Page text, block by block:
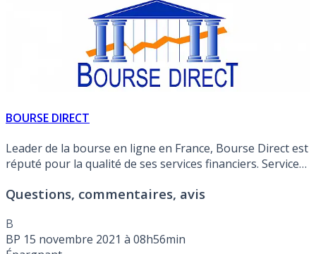
BOURSE DIRECT
Leader de la bourse en ligne en France, Bourse Direct est
réputé pour la qualité de ses services financiers. Service
vigueur :ETF iShares : frais de transaction à seulement
Questions, commentaires, avis
B
BP 15 novembre 2021 à 08h56min